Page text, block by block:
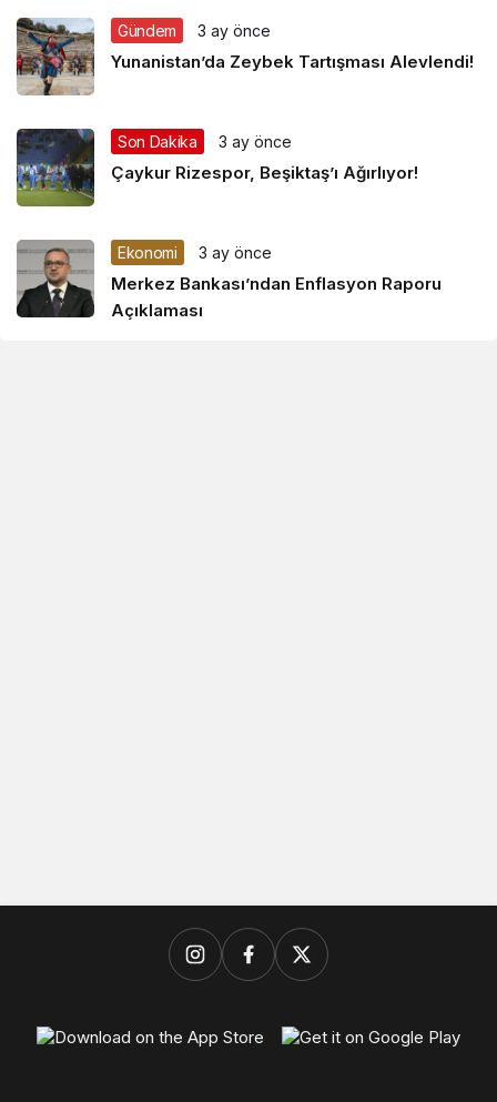
Gündem 3 ay önce
Yunanistan’da Zeybek Tartışması Alevlendi!
Son Dakika 3 ay önce
Çaykur Rizespor, Beşiktaş’ı Ağırlıyor!
Ekonomi 3 ay önce
Merkez Bankası’ndan Enflasyon Raporu
Açıklaması